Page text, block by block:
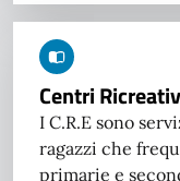
Centri
I C.R.E sono
ragazzi che
primarie e